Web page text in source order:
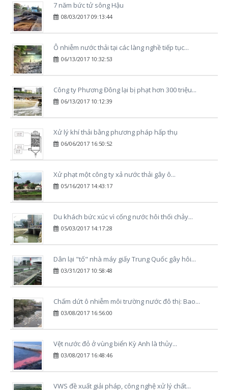
7 năm bức tử sông Hậu
08/03/2017 09:13:44
Ô nhiễm nước thải tại các làng nghề tiếp tục...
06/13/2017 10:32:53
Công ty Phương Đông lại bị phạt hơn 300 triệu...
06/13/2017 10:12:39
Xử lý khí thải bằng phương pháp hấp thụ
06/06/2017 16:50:52
Xử phạt một công ty xả nước thải gây ô...
05/16/2017 14:43:17
Du khách bức xúc vì cống nước hôi thối chảy...
05/03/2017 14:17:28
Dân lại "tố" nhà máy giấy Trung Quốc gây hôi...
03/31/2017 10:58:48
Chấm dứt ô nhiễm môi trường nước đô thị: Bao...
03/08/2017 16:56:00
Vệt nước đỏ ở vùng biển Kỳ Anh là thủy...
03/08/2017 16:48:46
VWS đề xuất giải pháp, công nghệ xử lý chất...